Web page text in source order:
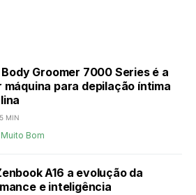
Body Groomer 7000 Series é a
máquina para depilação íntima
5 MIN
Muito Bom
A16 a evolução da
e inteligência